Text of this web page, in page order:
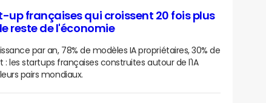
up françaises qui croissent 20 fois plus
reste de l'économie
par an, 78% de modèles IA propriétaires, 30% de
: les startups françaises construites autour de l'IA
pairs mondiaux.